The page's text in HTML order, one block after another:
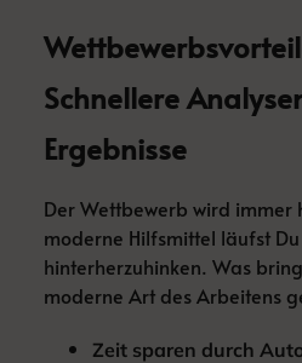
Schnellere
Ergebnisse
Der Wettbewerb wird
moderne Hilfsmittel läufst
hinterherzuhinken. Was
moderne Art des Arbeitens
Zeit sparen durch